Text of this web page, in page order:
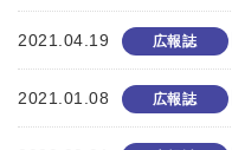
2021.04.19 広報誌
2021.01.08 広報誌